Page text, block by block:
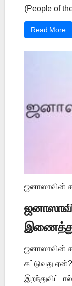
(People of
Read More
ஜனாஸாவின்
ஜனாஸாவின்
கட்டுவது